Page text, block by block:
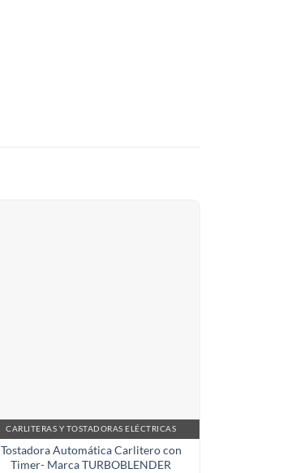
CARLITERAS Y TOSTADORAS ELÉCTRICAS
Tostadora Automática Carlitero con
Timer- Marca TURBOBLENDER